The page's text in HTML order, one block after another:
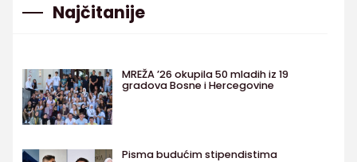
Najčitanije
MREŽA ’26 okupila 50 mladih iz 19
gradova Bosne i Hercegovine
Pisma budućim stipendistima